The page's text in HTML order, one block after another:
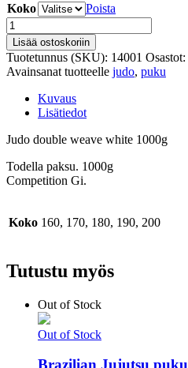
Koko
Poista
Judo
puku
1000g
määrä
Lisää ostoskoriin
Tuotetunnus (SKU): 14001 Osastot:
Avainsanat tuotteelle judo, puku
Kuvaus
Lisätiedot
Judo double weave white 1000g
Todella paksu. 1000g
Competition Gi.
Koko 160, 170, 180, 190, 200
Tutustu myös
Out of Stock
Out of Stock